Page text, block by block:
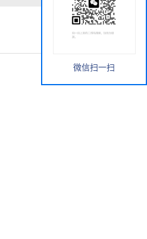
微信扫一扫